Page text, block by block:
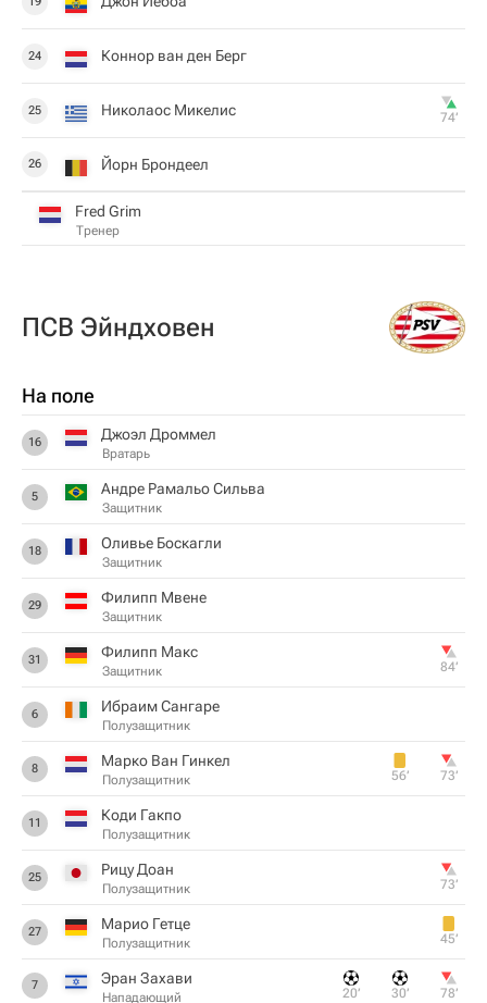
24 Коннор ван ден Берг
25 Николаос Микелис 74‎’‎
26 Йорн Брондеел
Fred Grim
Тренер
ПСВ Эйндховен
На поле
16 Джоэл Дроммел
Вратарь
5 Андре Рамальо Сильва
Защитник
18 Оливье Боскагли
Защитник
29 Филипп Мвене
Защитник
31 Филипп Макс
Защитник 84‎’‎
6 Ибраим Сангаре
Полузащитник
8 Марко Ван Гинкел
Полузащитник 56‎’‎ 73‎’‎
11 Коди Гакпо
Полузащитник
25 Рицу Доан
Полузащитник 73‎’‎
27 Марио Гетце
Полузащитник 45‎’‎
7 Эран Захави
Нападающий 20‎’‎ 30‎’‎ 78‎’‎